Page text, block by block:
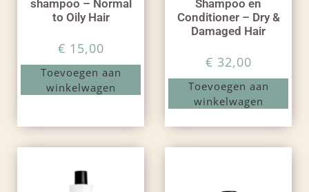
shampoo – Normal
to Oily Hair
€ 15,00
Toevoegen aan
winkelwagen
Shampoo en
Conditioner – Dry &
Damaged Hair
€ 32,00
Toevoegen aan
winkelwagen